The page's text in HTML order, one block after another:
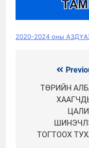
2020-2024 оны
Мэдээний
цэсТӨРИЙН
ТОГТООХ